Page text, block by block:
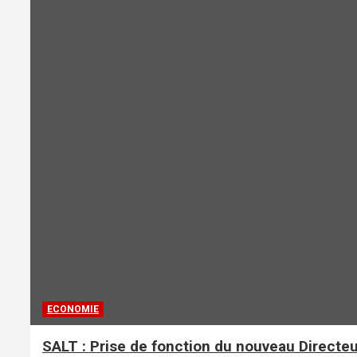
ECONOMIE
SALT : Prise de fonction du nouveau